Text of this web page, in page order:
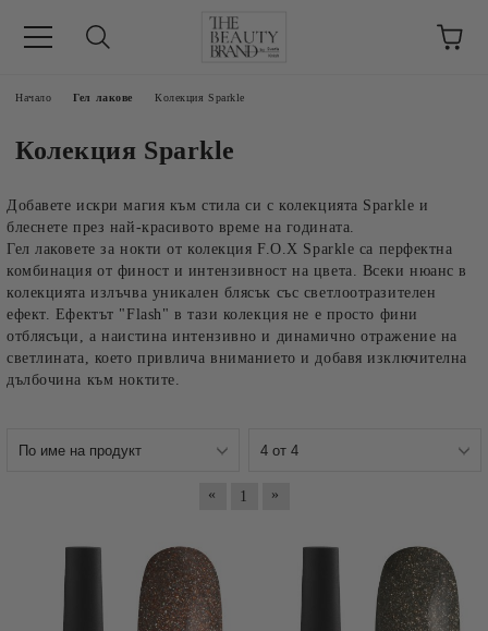
Начало Гел лакове Колекция Sparkle
Колекция Sparkle
Добавете искри магия към стила си с колекцията Sparkle и
блеснете през най-красивото време на годината.
Гел лаковете за нокти от колекция F.O.X Sparkle са перфектна
комбинация от финост и интензивност на цвета. Всеки нюанс в
колекцията излъчва уникален блясък със светлоотразителен
ефект. Ефектът "Flash" в тази колекция не е просто фини
отблясъци, а наистина интензивно и динамично отражение на
светлината, което привлича вниманието и добавя изключителна
дълбочина към ноктите.
« 1 »